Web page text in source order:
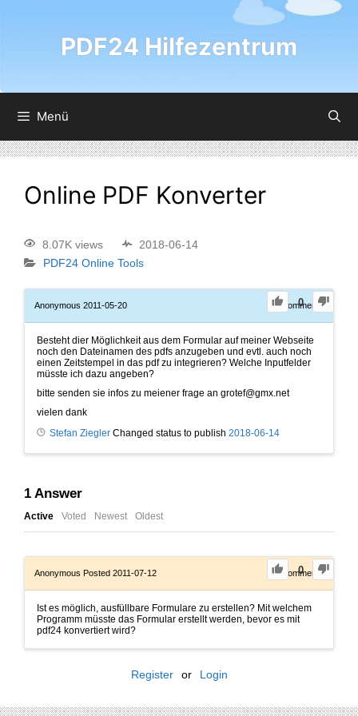
PDF24 Hilfezentrum
Menü
Online PDF Konverter
8.07K views
2018-06-14
PDF24 Online Tools
0
Anonymous 2011-05-20 0Comments
Besteht dier Möglichkeit aus dem Formular auf meiner Webseite
noch den Dateinamen des pdfs anzugeben und evtl. auch noch
einen Zeitstempel in das pdf zu integrieren? Welche Inputfelder
müsste ich dazu angeben?
bitte senden sie infos zu meiener frage an grotef@gmx.net
vielen dank
Stefan Ziegler Changed status to publish 2018-06-14
1 Answer
Active Voted Newest Oldest
0
Anonymous Posted 2011-07-12 0Comments
Ist es möglich, ausfüllbare Formulare zu erstellen? Mit welchem
Programm müsste das Formular erstellt werden, bevor es mit
pdf24 konvertiert wird?
Register or Login